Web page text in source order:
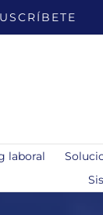
laboral